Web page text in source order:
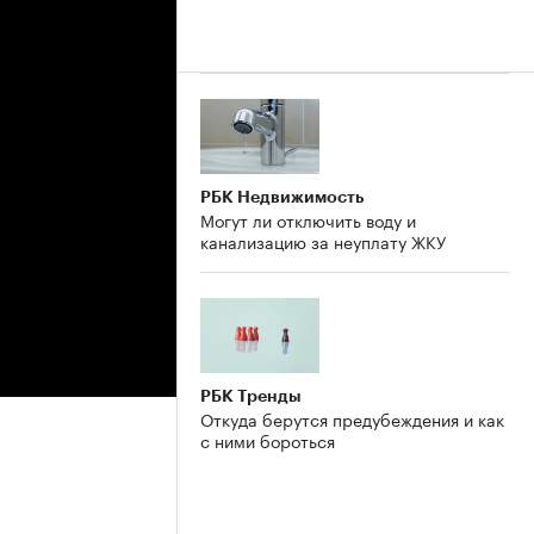
РБК Недвижимость
Могут ли отключить воду и
канализацию за неуплату ЖКУ
РБК Тренды
Откуда берутся предубеждения и как
с ними бороться